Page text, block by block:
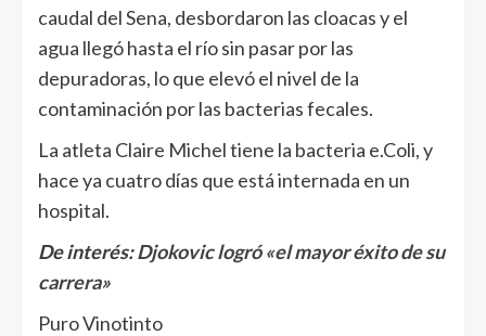
caudal del Sena, desbordaron las cloacas y el
agua llegó hasta el río sin pasar por las
depuradoras, lo que elevó el nivel de la
contaminación por las bacterias fecales.
La atleta Claire Michel tiene la bacteria e.Coli, y
hace ya cuatro días que está internada en un
hospital.
De interés:Djokovic logró «el mayor éxito de su
carrera»
Puro Vinotinto